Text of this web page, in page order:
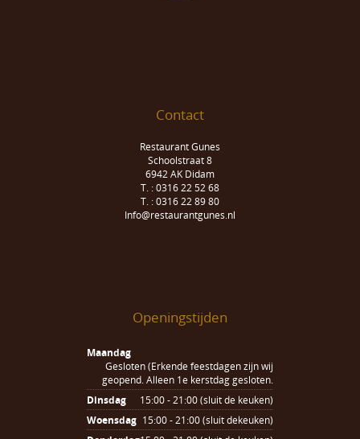
Contact
Restaurant Gunes
Schoolstraat 8
6942 AK Didam
T. : 0316 22 52 68
T. : 0316 22 89 80
Info@restaurantgunes.nl
Openingstijden
Maandag
Gesloten (Erkende feestdagen zijn wij
geopend. Alleen 1e kerstdag gesloten.
Dinsdag
15:00 - 21:00 (sluit de keuken)
Woensdag 15:00 - 21:00 (sluit dekeuken)